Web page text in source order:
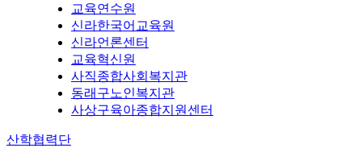
교육연수원
신라한국어교육원
신라언론센터
교육혁신원
사직종합사회복지관
동래구노인복지관
사상구육아종합지원센터
산학협력단